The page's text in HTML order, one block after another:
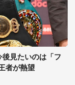
見たいのは「フ
者が熱望